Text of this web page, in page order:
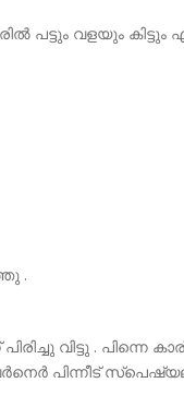
പട്ടും വളയും
.
വിട്ടു . പിന്നെ
പിന്നീട്